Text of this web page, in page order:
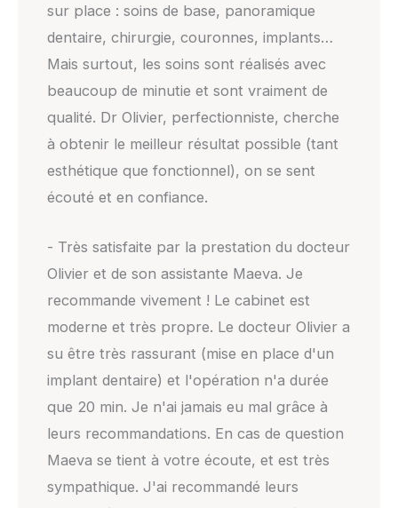
sur place : soins de base, panoramique
dentaire, chirurgie, couronnes, implants…
Mais surtout, les soins sont réalisés avec
beaucoup de minutie et sont vraiment de
qualité. Dr Olivier, perfectionniste, cherche
à obtenir le meilleur résultat possible (tant
esthétique que fonctionnel), on se sent
écouté et en confiance.
- Très satisfaite par la prestation du docteur
Olivier et de son assistante Maeva. Je
recommande vivement ! Le cabinet est
moderne et très propre. Le docteur Olivier a
su être très rassurant (mise en place d'un
implant dentaire) et l'opération n'a durée
que 20 min. Je n'ai jamais eu mal grâce à
leurs recommandations. En cas de question
Maeva se tient à votre écoute, et est très
sympathique. J'ai recommandé leurs